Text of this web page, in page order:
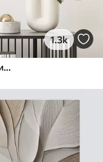
1.3k
Пишна сільська місцевість із яскравим лугом диких квітів, наповненим різнокольоровими квітами під хмарним небом